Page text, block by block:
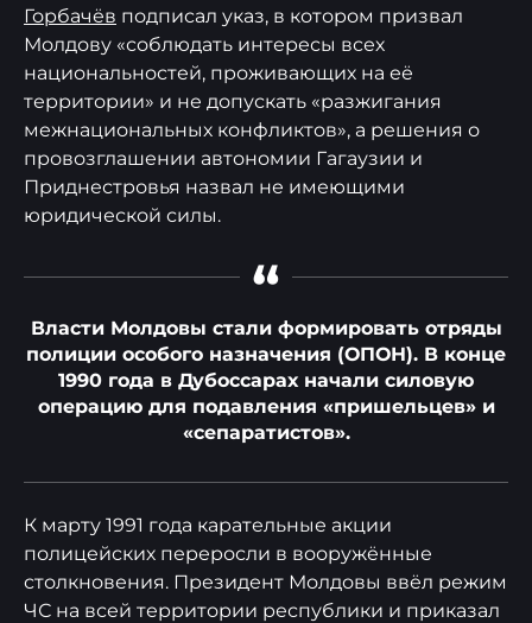
Горбачёв подписал указ, в котором призвал
Молдову «соблюдать интересы всех
национальностей, проживающих на её
территории» и не допускать «разжигания
межнациональных конфликтов», а решения о
провозглашении автономии Гагаузии и
Приднестровья назвал не имеющими
юридической силы.
“
Власти Молдовы стали формировать отряды
полиции особого назначения (ОПОН). В конце
1990 года в Дубоссарах начали силовую
операцию для подавления «пришельцев» и
«сепаратистов».
К марту 1991 года карательные акции
полицейских переросли в вооружённые
столкновения. Президент Молдовы ввёл режим
ЧС на всей территории республики и приказал